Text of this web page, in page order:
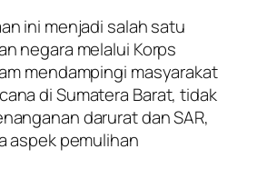
ini menjadi salah satu
negara melalui Korps
mendampingi masyarakat
di Sumatera Barat, tidak
darurat dan SAR,
aspek pemulihan